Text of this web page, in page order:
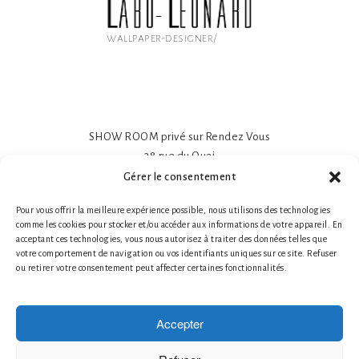
Gérer le consentement
Pour vous offrir la meilleure expérience possible, nous utilisons des technologies
comme les cookies pour stocker et/ou accéder aux informations de votre appareil. En
acceptant ces technologies, vous nous autorisez à traiter des données telles que
votre comportement de navigation ou vos identifiants uniques sur ce site. Refuser
ou retirer votre consentement peut affecter certaines fonctionnalités.
Accepter
wallpaper-designer/
SHOW ROOM privé sur Rendez Vous
38 rue du Quai
81600 GAILLAC
Impression sur-mesure
Made in France- Made in Tarn
Tél. 1 : +33 (0)6 78 66 87 25 Nathalie Guillot
Tél. 2 : +33 (0)6 87 49 60 20 Bruno Defontaine
Mentions légales|© 2026 LABO-LEONARD
Créateur de papier peint
Création de Fresques Murales Artistiques